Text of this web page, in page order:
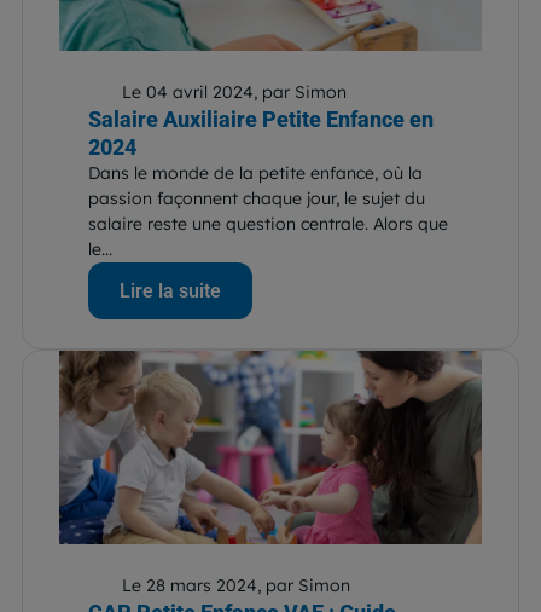
Le 04 avril 2024, par Simon
Salaire Auxiliaire Petite Enfance en
2024
Dans le monde de la petite enfance, où la
passion façonnent chaque jour, le sujet du
salaire reste une question centrale. Alors que
le...
Lire la suite
Le 28 mars 2024, par Simon